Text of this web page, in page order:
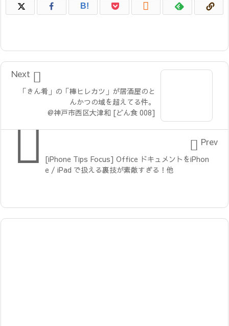
B! 
「きん肴」の「棒ヒレカツ」が居酒屋のと
んかつの域を超えてる件。
@神戸市西区大津和 [どん食 008]

Next
 [iPhone Tips Focus] Office ドキュメントをiPhon
e / iPad で扱える裏技が素敵すぎる！他
 Prev